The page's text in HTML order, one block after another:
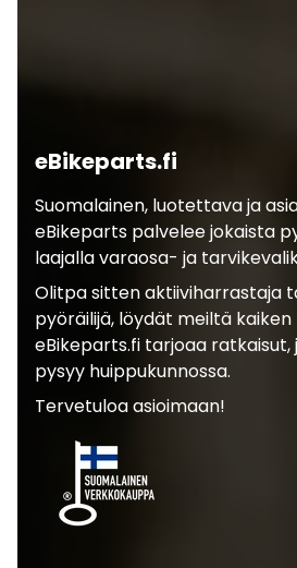
eBikeparts.fi
Suomalainen, luotettava ja
eBikeparts palvelee jokaista
laajalla varaosa- ja
Olitpa sitten aktiiviharrastaja
pyöräilijä, löydät meiltä
eBikeparts.fi tarjoaa ratkaisut,
pysyy huippukunnossa.
Tervetuloa asioimaan!